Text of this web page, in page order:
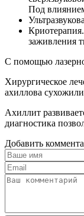
Под
заживления
С помощью
Хирургическое
ахиллова
Ахиллит
диагностика
Добавить